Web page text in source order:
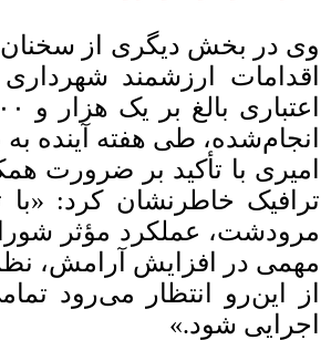
وی در بخش دیگری از سخنان
اقدامات ارزشمند
انجام‌شده، طی هفته آینده
امیری با تأکید بر ضرورت
ترافیک خاطرنشان کرد:
مرودشت، عملکرد مؤثر
مهمی در افزایش آرامش،
از این‌رو انتظار می‌رود
اجرایی شود.»